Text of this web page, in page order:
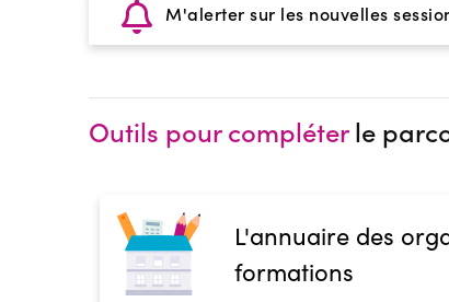
M'alerter sur les nouvelles
Outils pour compléterle
L'annuaire des
formations